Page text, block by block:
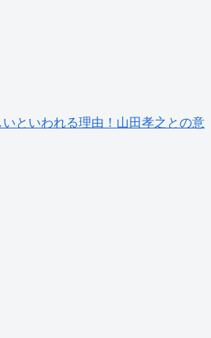
といわれる理由！山田孝之との意